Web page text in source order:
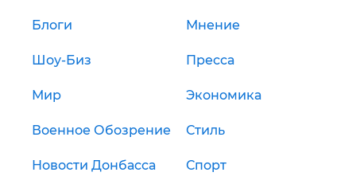
Блоги Мнение
Шоу-Биз Пресса
Мир Экономика
Военное Обозрение Стиль
Новости Донбасса Спорт